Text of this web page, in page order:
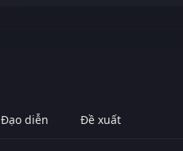
Đạo diễn Đề xuất